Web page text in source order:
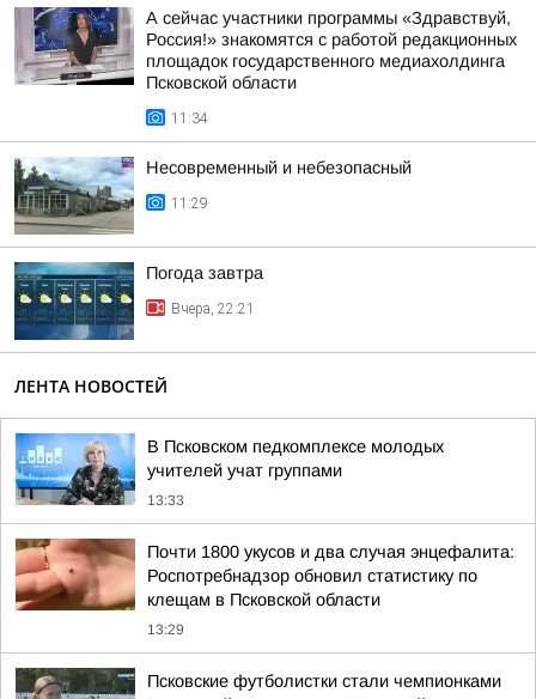
А сейчас участники программы «Здравствуй,
Россия!» знакомятся с работой редакционных
площадок государственного медиахолдинга
Псковской области
11:34
Несовременный и небезопасный
11:29
Погода завтра
Вчера, 22:21
ЛЕНТА НОВОСТЕЙ
В Псковском педкомплексе молодых
учителей учат группами
13:33
Почти 1800 укусов и два случая энцефалита:
Роспотребнадзор обновил статистику по
клещам в Псковской области
13:29
Псковские футболистки стали чемпионками